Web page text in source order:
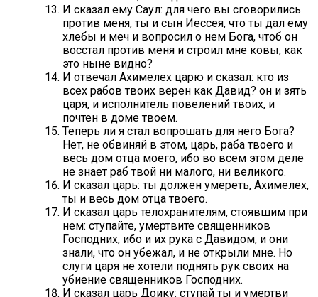
И сказал ему Саул: для чего вы сговорились
против меня, ты и сын Иессея, что ты дал ему
хлебы и меч и вопросил о нем Бога, чтоб он
восстал против меня и строил мне ковы, как
это ныне видно?
И отвечал Ахимелех царю и сказал: кто из
всех рабов твоих верен как Давид? он и зять
царя, и исполнитель повелений твоих, и
почтен в доме твоем.
Теперь ли я стал вопрошать для него Бога?
Нет, не обвиняй в этом, царь, раба твоего и
весь дом отца моего, ибо во всем этом деле
не знает раб твой ни малого, ни великого.
И сказал царь: ты должен умереть, Ахимелех,
ты и весь дом отца твоего.
И сказал царь телохранителям, стоявшим при
нем: ступайте, умертвите священников
Господних, ибо и их рука с Давидом, и они
знали, что он убежал, и не открыли мне. Но
слуги царя не хотели поднять рук своих на
убиение священников Господних.
И сказал царь Доику: ступай ты и умертви